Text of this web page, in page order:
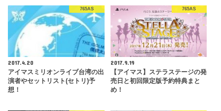
765AS
2017.4.20
アイマスミリオンライブ台湾の出
演者やセットリスト(セトリ)予
想！
765AS
2017.9.19
【アイマス】ステラステージの発
売日と初回限定版予約特典まと
め！